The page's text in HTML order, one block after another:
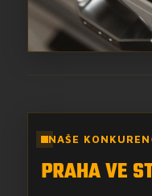
NAŠE
PRAHA VE